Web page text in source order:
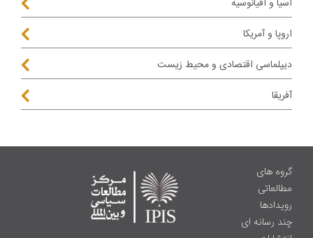
آسیا و اقیانوسیه
اروپا و آمریکا
دیپلماسی اقتصادی و محیط زیست
آفریقا
گروه های
مطالعاتی
رویدادها
چند رسانه ای